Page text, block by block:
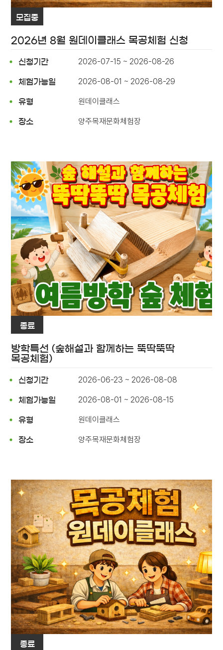
모집중
2026년 8월 원데이클래스 목공체험 신청
신청기간 2026-07-15 ~ 2026-08-26
체험가능일 2026-08-01 ~ 2026-08-29
유형 원데이클래스
장소 양주목재문화체험장
종료
방학특선 (숲해설과 함께하는 뚝딱뚝딱
목공체험)
신청기간 2026-06-23 ~ 2026-08-08
체험가능일 2026-08-01 ~ 2026-08-15
유형 원데이클래스
장소 양주목재문화체험장
종료